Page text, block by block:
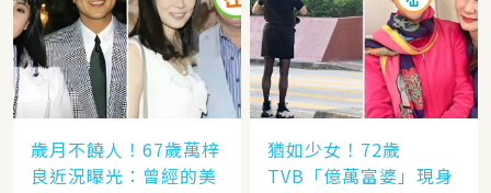
歲月不饒人！67歲萬梓
良近況曝光：曾經的美
猶如少女！72歲
TVB「億萬富婆」現身